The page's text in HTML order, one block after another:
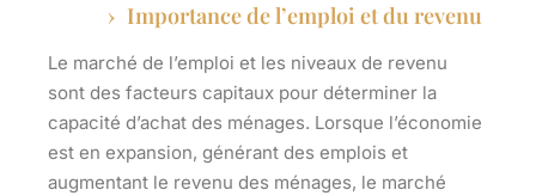
Importance de l’emploi et du revenu
Le marché de l’emploi et les niveaux de revenu
sont des facteurs capitaux pour déterminer la
capacité d’achat des ménages. Lorsque l’économie
est en expansion, générant des emplois et
augmentant le revenu des ménages, le marché